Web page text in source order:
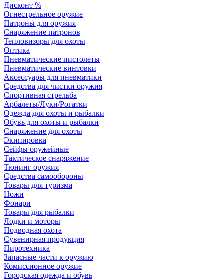
Дисконт %
Огнестрельное оружие
Патроны для оружия
Снаряжение патронов
Тепловизоры для охоты
Оптика
Пневматические пистолеты
Пневматические винтовки
Аксессуары для пневматики
Средства для чистки оружия
Спортивная стрельба
Арбалеты/Луки/Рогатки
Одежда для охоты и рыбалки
Обувь для охоты и рыбалки
Снаряжение для охоты
Экипировка
Сейфы оружейные
Тактическое снаряжение
Тюнинг оружия
Средства самообороны
Товары для туризма
Ножи
Фонари
Товары для рыбалки
Лодки и моторы
Подводная охота
Сувенирная продукция
Пиротехника
Запасные части к оружию
Комиссионное оружие
Городская одежда и обувь